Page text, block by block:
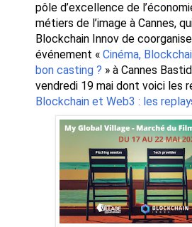
pôle d’excellence de
métiers de l’image à Cannes,
Blockchain Innov de
événement « Cinéma,
bon casting ? » à Cannes
vendredi 19 mai dont voici les
Blockchain et Web3 : les